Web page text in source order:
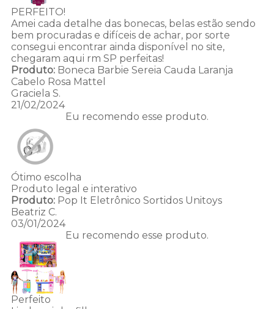
PERFEITO!
Amei cada detalhe das bonecas, belas estão sendo
bem procuradas e difíceis de achar, por sorte
consegui encontrar ainda disponível no site,
chegaram aqui rm SP perfeitas!
Produto:Boneca Barbie Sereia Cauda Laranja
Cabelo Rosa Mattel
Graciela S.
21/02/2024
Eu recomendo esse produto.
Ótimo escolha
Produto legal e interativo
Produto:Pop It Eletrônico Sortidos Unitoys
Beatriz C.
03/01/2024
Eu recomendo esse produto.
Perfeito